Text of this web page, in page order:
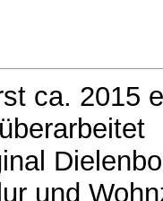
ca. 2015
und